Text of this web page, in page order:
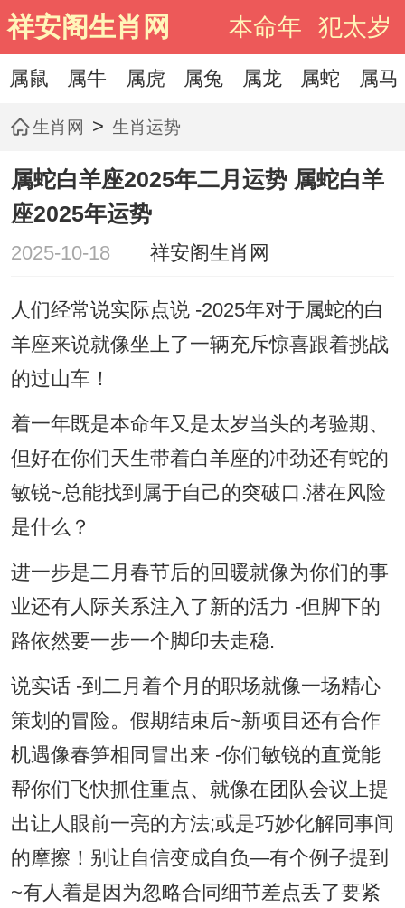
祥安阁生肖网 本命年 犯太岁
属鼠 属牛 属虎 属兔 属龙 属蛇 属马
生肖网 > 生肖运势
属蛇白羊座2025年二月运势 属蛇白羊
座2025年运势
2025-10-18 祥安阁生肖网
人们经常说实际点说 -2025年对于属蛇的白
羊座来说就像坐上了一辆充斥惊喜跟着挑战
的过山车！
着一年既是本命年又是太岁当头的考验期、
但好在你们天生带着白羊座的冲劲还有蛇的
敏锐~总能找到属于自己的突破口.潜在风险
是什么？
进一步是二月春节后的回暖就像为你们的事
业还有人际关系注入了新的活力 -但脚下的
路依然要一步一个脚印去走稳.
说实话 -到二月着个月的职场就像一场精心
策划的冒险。假期结束后~新项目还有合作
机遇像春笋相同冒出来 -你们敏锐的直觉能
帮你们飞快抓住重点、就像在团队会议上提
出让人眼前一亮的方法;或是巧妙化解同事间
的摩擦！别让自信变成自负—有个例子提到
~有人着是因为忽略合同细节差点丢了要紧